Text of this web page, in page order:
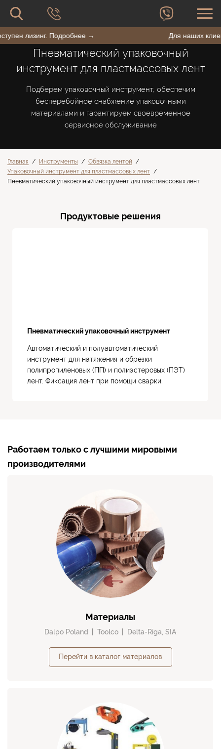
Поиск
по
сайту
поискасайту
лизинг. Подробнее → Для наших
Пневматический упаковочный
инструмент для пластмассовых лент
Подберём упаковочный инструмент, обеспечим
бесперебойное снабжение упаковочными
материалами и гарантируем своевременное
сервисное обслуживание
Главная / Инструменты / Обвязка лентой /
Упаковочный инструмент для пластмассовых лент /
Пневматический упаковочный инструмент для пластмассовых лент
Продуктовые решения
Пневматический упаковочный инструмент
Автоматический и полуавтоматический
инструмент для натяжения и обрезки
полипропиленовых (ПП) и полиэстеровых (ПЭТ)
лент. Фиксация лент при помощи сварки.
Работаем только с лучшими мировыми
производителями
Материалы
Dalpo Poland Toolco Delta-Riga, SIA
Перейти в каталог материалов